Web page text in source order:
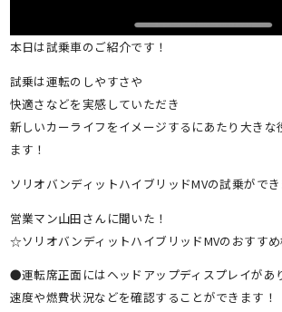
本日は試乗車のご紹介です！
試乗は運転のしやすさや
快適さなどを実感していただき
新しいカーライフをイメージするにあたり大きな
ます！
ソリオバンディットハイブリッドMVの試乗ができ
営業マン山田さんに聞いた！
☆ソリオバンディットハイブリッドMVのおすす
●運転席正面にはヘッドアップディスプレイがあ
速度や燃費状況などを確認することができます！